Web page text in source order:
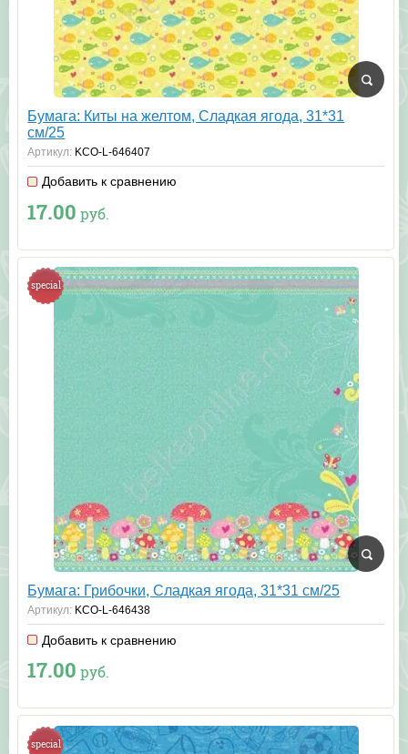
Бумага: Киты на желтом, Сладкая ягода, 31*31
см/25
Артикул: KCO-L-646407
Добавить к сравнению
17.00 руб.
special
Бумага: Грибочки, Сладкая ягода, 31*31 см/25
Артикул: KCO-L-646438
Добавить к сравнению
17.00 руб.
special